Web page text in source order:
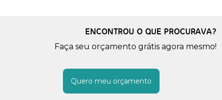
ENCONTROU O QUE PROCURAVA?
Faça seu orçamento grátis agora mesmo!
Quero meu orçamento